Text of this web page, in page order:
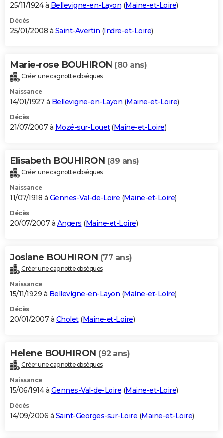
25/11/1924 à Bellevigne-en-Layon (Maine-et-Loire)
Décès
25/01/2008 à Saint-Avertin (Indre-et-Loire)
Marie-rose BOUHIRON (80 ans)
Créer une cagnotte obsèques
Naissance
14/01/1927 à Bellevigne-en-Layon (Maine-et-Loire)
Décès
21/07/2007 à Mozé-sur-Louet(Maine-et-Loire)
Elisabeth BOUHIRON (89 ans)
Créer une cagnotte obsèques
Naissance
11/07/1918 à Gennes-Val-de-Loire (Maine-et-Loire)
Décès
20/07/2007 à Angers (Maine-et-Loire)
Josiane BOUHIRON (77 ans)
Créer une cagnotte obsèques
Naissance
15/11/1929 à Bellevigne-en-Layon (Maine-et-Loire)
Décès
20/01/2007 à Cholet(Maine-et-Loire)
Helene BOUHIRON (92 ans)
Créer une cagnotte obsèques
Naissance
15/06/1914 à Gennes-Val-de-Loire (Maine-et-Loire)
Décès
14/09/2006 à Saint-Georges-sur-Loire (Maine-et-Loire)